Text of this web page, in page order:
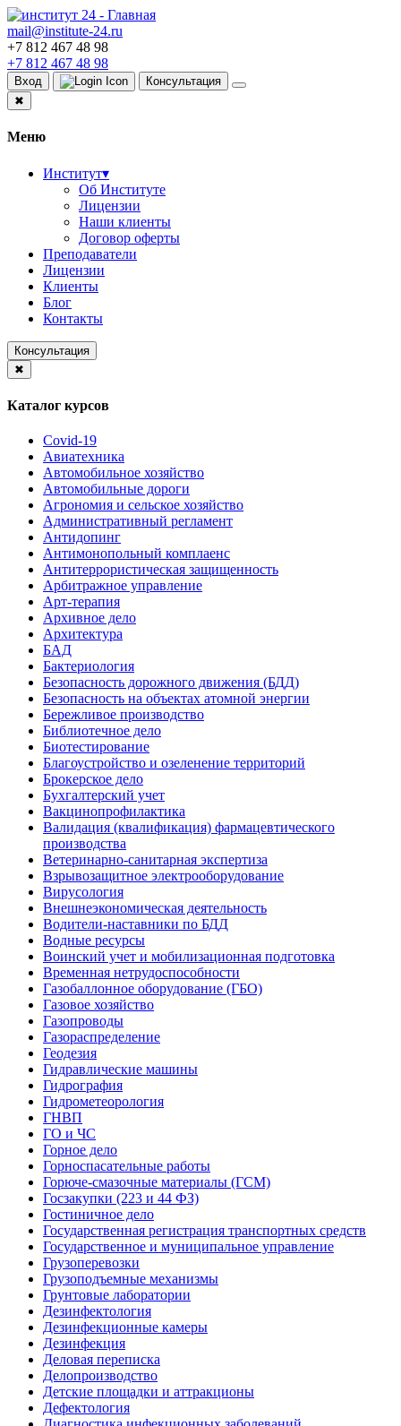
mail@institute-24.ru
+7 812 467 48 98
+7 812 467 48 98
Вход
Консультация
✖
Меню
Институт▾
Об Институте
Лицензии
Наши клиенты
Договор оферты
Преподаватели
Лицензии
Клиенты
Блог
Контакты
Консультация
✖
Каталог курсов
Covid-19
Авиатехника
Автомобильное хозяйство
Автомобильные дороги
Агрономия и сельское хозяйство
Административный регламент
Антидопинг
Антимонопольный комплаенс
Антитеррористическая защищенность
Арбитражное управление
Арт-терапия
Архивное дело
Архитектура
БАД
Бактериология
Безопасность дорожного движения (БДД)
Безопасность на объектах атомной энергии
Бережливое производство
Библиотечное дело
Биотестирование
Благоустройство и озеленение территорий
Брокерское дело
Бухгалтерский учет
Вакцинопрофилактика
Валидация (квалификация) фармацевтического
производства
Ветеринарно-санитарная экспертиза
Взрывозащитное электрооборудование
Вирусология
Внешнеэкономическая деятельность
Водители-наставники по БДД
Водные ресурсы
Воинский учет и мобилизационная подготовка
Временная нетрудоспособности
Газобаллонное оборудование (ГБО)
Газовое хозяйство
Газопроводы
Газораспределение
Геодезия
Гидравлические машины
Гидрография
Гидрометеорология
ГНВП
ГО и ЧС
Горное дело
Горноспасательные работы
Горюче-смазочные материалы (ГСМ)
Госзакупки (223 и 44 ФЗ)
Гостиничное дело
Государственная регистрация транспортных средств
Государственное и муниципальное управление
Грузоперевозки
Грузоподъемные механизмы
Грунтовые лаборатории
Дезинфектология
Дезинфекционные камеры
Дезинфекция
Деловая переписка
Делопроизводство
Детские площадки и аттракционы
Дефектология